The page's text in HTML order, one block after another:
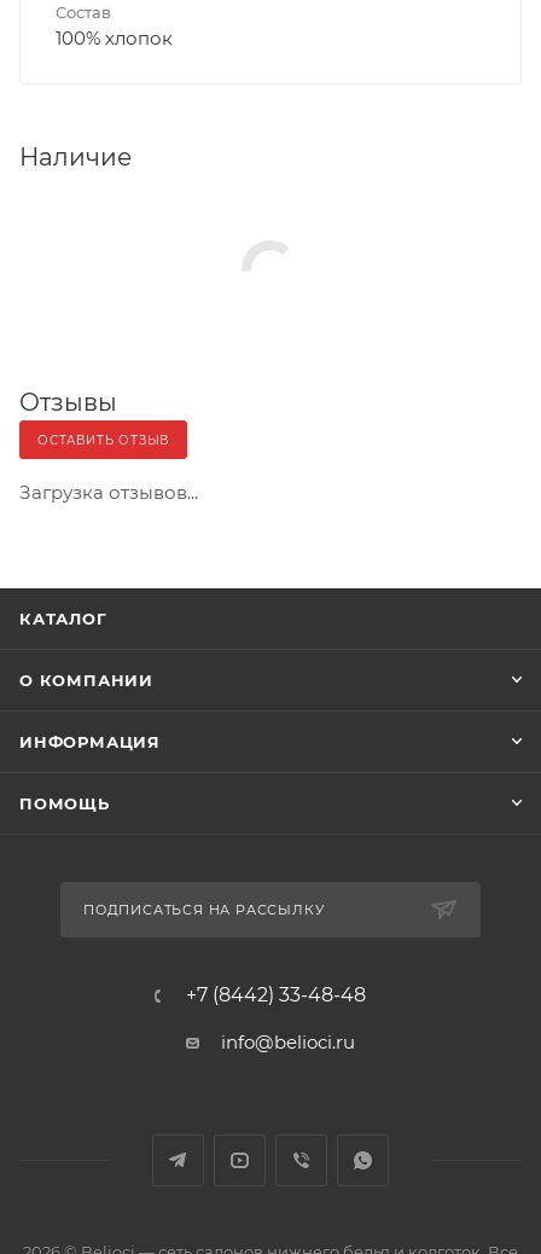
Состав
100% хлопок
Наличие
Отзывы
ОСТАВИТЬ ОТЗЫВ
Загрузка отзывов...
КАТАЛОГ
О КОМПАНИИ
ИНФОРМАЦИЯ
ПОМОЩЬ
ПОДПИСАТЬСЯ НА РАССЫЛКУ
+7 (8442) 33-48-48
info@belioci.ru